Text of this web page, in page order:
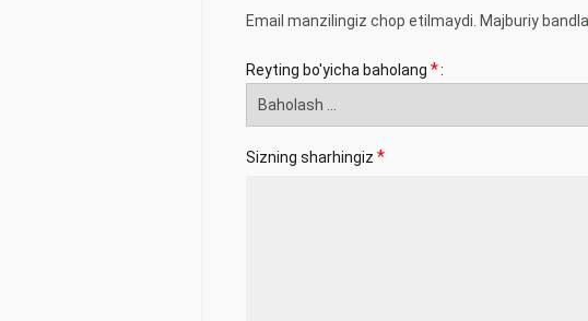
Email manzilingiz chop etilmaydi. Majburiy
Reyting bo'yicha baholang *
Sizning sharhingiz *